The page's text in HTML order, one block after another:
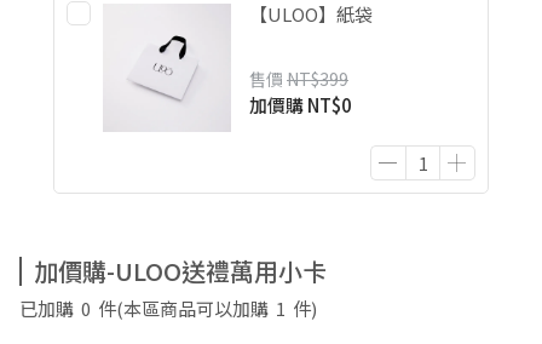
【ULOO】紙袋
售價 NT$399
加價購NT$0
加價購-ULOO送禮萬用小卡
已加購 0 件(本區商品可以加購 1 件)